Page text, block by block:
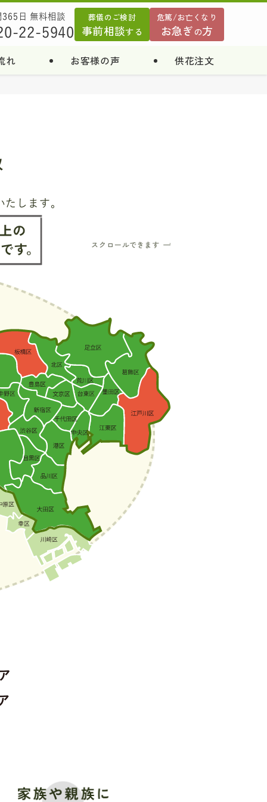
れ お客様の声 供花注文
365日 無料相談
22-5940
葬儀のご検討
事前相談する
危篤/お亡くなり
お急ぎの方
します。
スクロールできます